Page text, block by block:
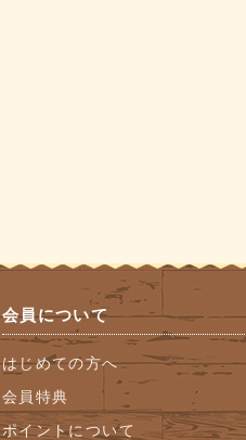
会員について
はじめての方へ
会員特典
ポイントについて